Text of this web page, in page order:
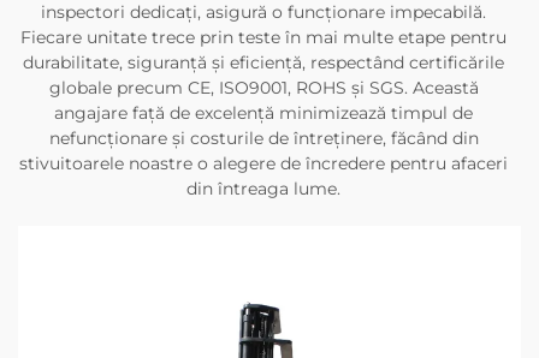
inspectori dedicați, asigură o funcționare impecabilă.
Fiecare unitate trece prin teste în mai multe etape pentru
durabilitate, siguranță și eficiență, respectând certificările
globale precum CE, ISO9001, ROHS și SGS. Această
angajare față de excelență minimizează timpul de
nefuncționare și costurile de întreținere, făcând din
stivuitoarele noastre o alegere de încredere pentru afaceri
din întreaga lume.